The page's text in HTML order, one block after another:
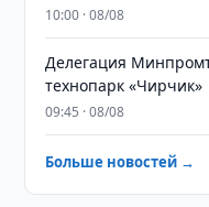
10:00 · 08/08
Делегация
технопарк «Чирчик»
09:45 · 08/08
Больше новостей →